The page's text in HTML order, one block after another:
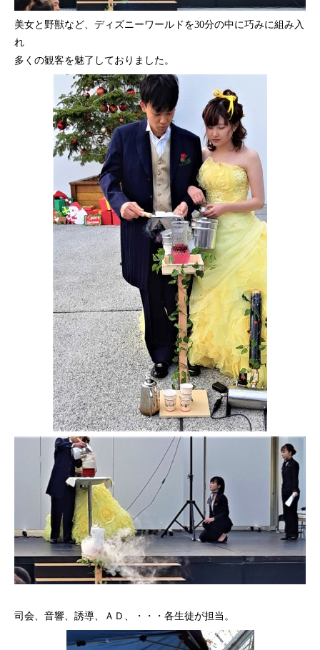
美女と野獣など、ディズニーワールドを30分の中に巧みに組み入
れ
多くの観客を魅了しておりました。
司会、音響、誘導、ＡＤ、・・・各生徒が担当。